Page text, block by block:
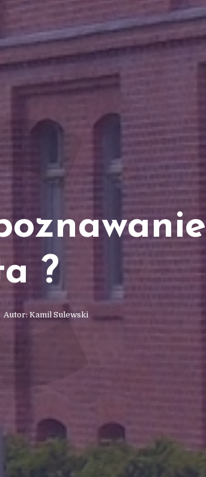
?
Autor:Kamil Sulewski